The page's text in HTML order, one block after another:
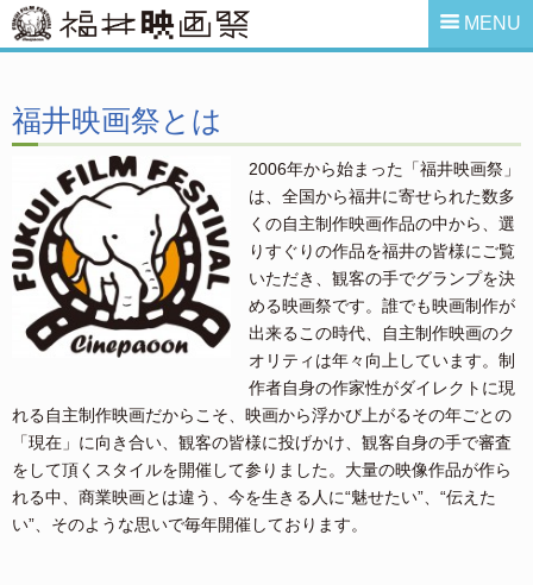
MENU
福井映画祭とは
2006年から始まった「福井映画祭」
は、全国から福井に寄せられた数多
くの自主制作映画作品の中から、選
りすぐりの作品を福井の皆様にご覧
いただき、観客の手でグランプを決
める映画祭です。誰でも映画制作が
出来るこの時代、自主制作映画のク
オリティは年々向上しています。制
作者自身の作家性がダイレクトに現
れる自主制作映画だからこそ、映画から浮かび上がるその年ごとの
「現在」に向き合い、観客の皆様に投げかけ、観客自身の手で審査
をして頂くスタイルを開催して参りました。大量の映像作品が作ら
れる中、商業映画とは違う、今を生きる人に“魅せたい”、“伝えた
い”、そのような思いで毎年開催しております。